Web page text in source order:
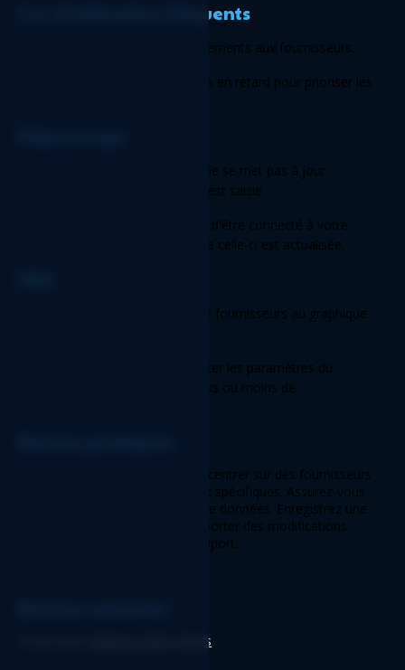
Cas d’utilisation fréquents
Examen mensuel des paiements aux fournisseurs.
Identification des factures en retard pour prioriser les
Le rapport ne se met pas à jour
lorsqu'une nouvelle date est saisie.
Assurez-vous d'être connecté à votre
source de données et que celle-ci est actualisée.
Puis-je ajouter plus de fournisseurs au graphique
Oui! Vous pouvez ajuster les paramètres du
graphique pour inclure plus ou moins de
Utilisez des filtres pour vous concentrer sur des fournisseurs
ou des périodes de vieillissement spécifiques. Assurez-vous
d'être connecté à votre source de données. Enregistrez une
copie de sauvegarde avant d'apporter des modifications
importantes à la structure du rapport.
Balance âgée clients